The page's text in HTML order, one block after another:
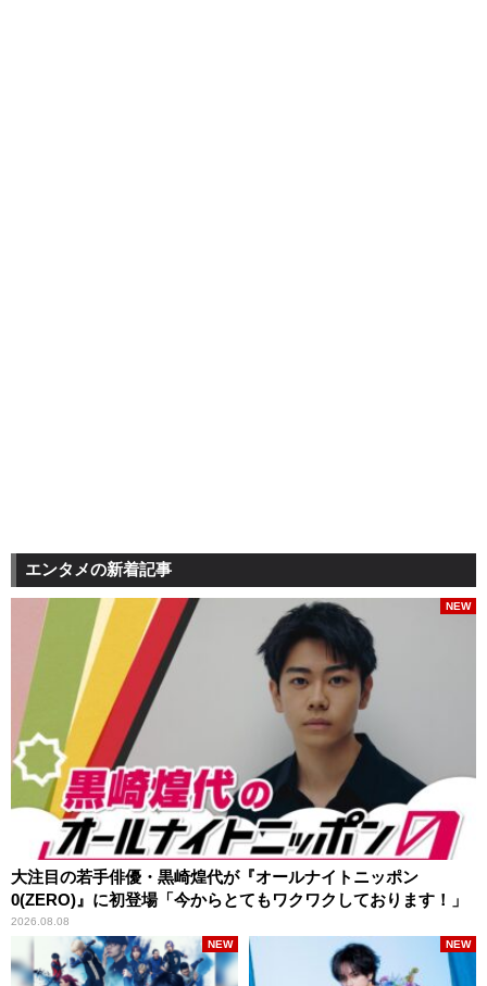
エンタメの新着記事
大注目の若手俳優・黒崎煌代が『オールナイトニッポン
0(ZERO)』に初登場「今からとてもワクワクしております！」
2026.08.08
NEW
NEW NEW